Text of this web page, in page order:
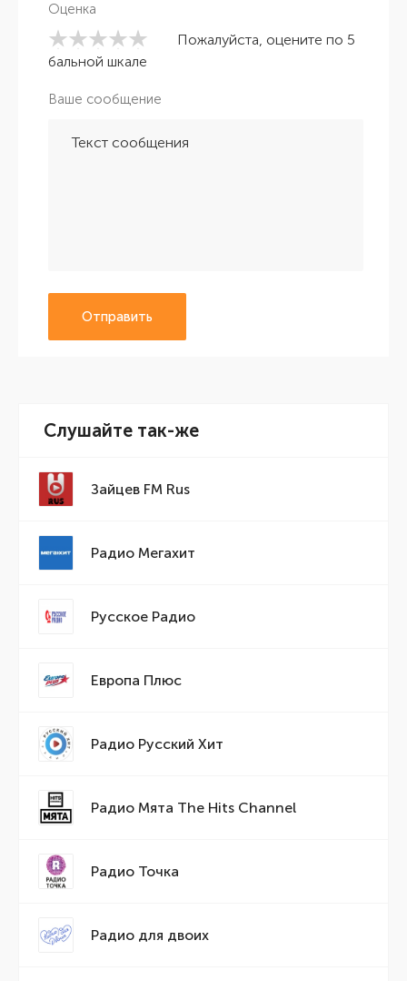
Оценка
Пожалуйста, оцените по 5
бальной шкале
Ваше сообщение
Отправить
Слушайте так-же
Зайцев FM Rus
Радио Мегахит
Русское Радио
Европа Плюс
Радио Русский Хит
Радио Мята The Hits Channel
Радио Точка
Радио для двоих